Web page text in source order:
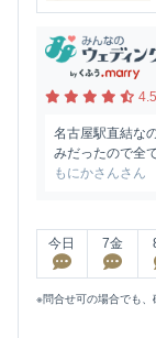
名古屋駅直結な
みだったので全
もにかさんさん
今日 7金
※問合せ可の場合でも、